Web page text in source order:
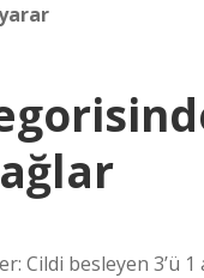
Cildi besleyen 3’ü